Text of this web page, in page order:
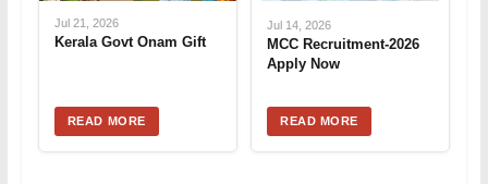
Jul 21, 2026
Kerala Govt Onam Gift
READ MORE
Jul 14, 2026
MCC Recruitment-2026
Apply Now
READ MORE